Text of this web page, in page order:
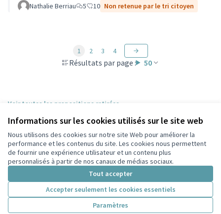
Informations sur les cookies utilisés sur le site web
Nous utilisons des cookies sur notre site Web pour améliorer la
performance et les contenus du site. Les cookies nous permettent
de fournir une expérience utilisateur et un contenu plus
personnalisés à partir de nos canaux de médias sociaux.
Tout accepter
Accepter seulement les cookies essentiels
Paramètres
Nathalie Berriau 5 10 Non retenue par le tri citoyen
Résultats par page : 50
1 2 3 4
Voir toutes les propositions retirées
Conditions d'utilisation
Paramètres des cookies
Participez Villeurbanne sur X
(Lien externe)
Participez Villeurbanne sur Facebook
Participez Villeurbanne sur Instagram
Participez Villeurbanne sur YouTube
(Lien externe)
Site réalisé grâce aulogiciel libre Decidim .
Licence
(Lien